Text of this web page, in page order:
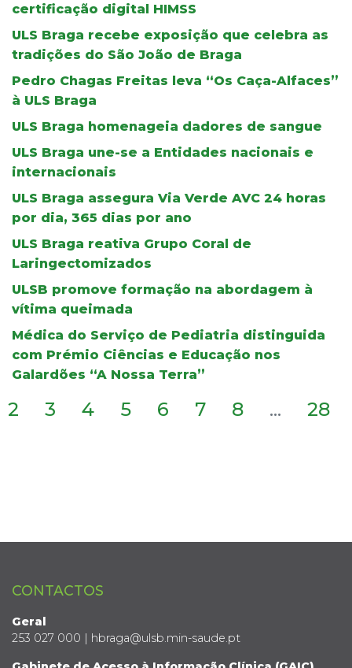
certificação digital HIMSS
ULS Braga recebe exposição que celebra as
tradições do São João de Braga
Pedro Chagas Freitas leva “Os Caça-Alfaces”
à ULS Braga
ULS Braga homenageia dadores de sangue
ULS Braga une-se a Entidades nacionais e
internacionais
ULS Braga assegura Via Verde AVC 24 horas
por dia, 365 dias por ano
ULS Braga reativa Grupo Coral de
Laringectomizados
ULSB promove formação na abordagem à
vítima queimada
Médica do Serviço de Pediatria distinguida
com Prémio Ciências e Educação nos
Galardões “A Nossa Terra”
2 3 4 5 6 7 8 ... 28
CONTACTOS
Geral
253 027 000 | hbraga@ulsb.min-saude.pt